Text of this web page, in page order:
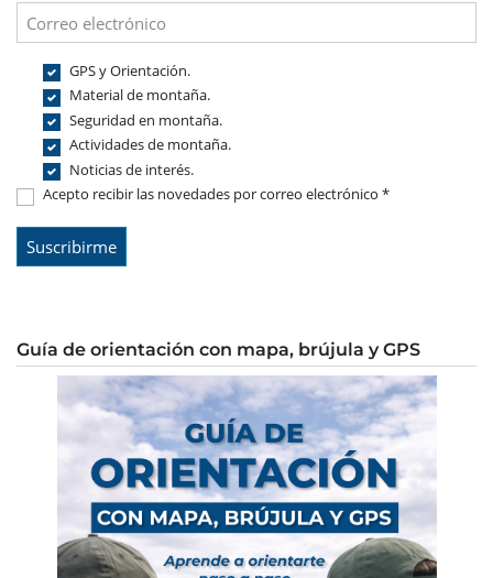
GPS y Orientación.
Material de montaña.
Seguridad en montaña.
Actividades de montaña.
Noticias de interés.
Acepto recibir las novedades por correo electrónico *
Guía de orientación con mapa, brújula y GPS